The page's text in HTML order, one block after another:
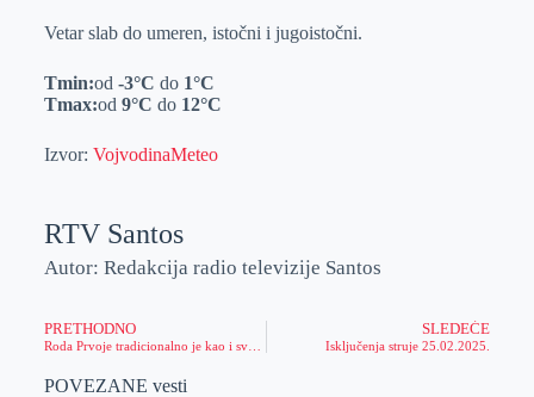
p
Vetar slab do umeren, istočni i jugoistočni.
Tmin:od -3°C do 1°C
Tmax:od 9°C do 12°C
Izvor: VojvodinaMeteo
RTV Santos
Autor: Redakcija radio televizije Santos
PRETHODNO
Roda Prvoje tradicionalno je kao i svake godine predvodnik svoje vrste došao prvi u Taraš
SLEDEĆE
Isključenja struje 25.02.2025.
POVEZANE vesti